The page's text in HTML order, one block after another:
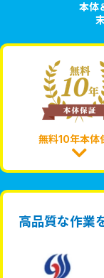
本体
無料10年本体
高品質な作業